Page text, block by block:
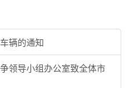
辆的通知
领导小组办公室致全体市